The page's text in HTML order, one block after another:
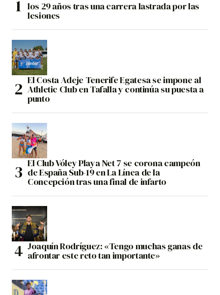
los 29 años tras una carrera lastrada por las
lesiones
El Costa Adeje Tenerife Egatesa se impone al
Athletic Club en Tafalla y continúa su puesta a
punto
El Club Vóley Playa Net 7 se corona campeón
de España Sub-19 en La Línea de la
Concepción tras una final de infarto
Joaquín Rodríguez: «Tengo muchas ganas de
afrontar este reto tan importante»